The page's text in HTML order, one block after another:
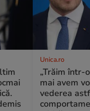
Unica.ro
„Trăim într-
mai avem
vederea